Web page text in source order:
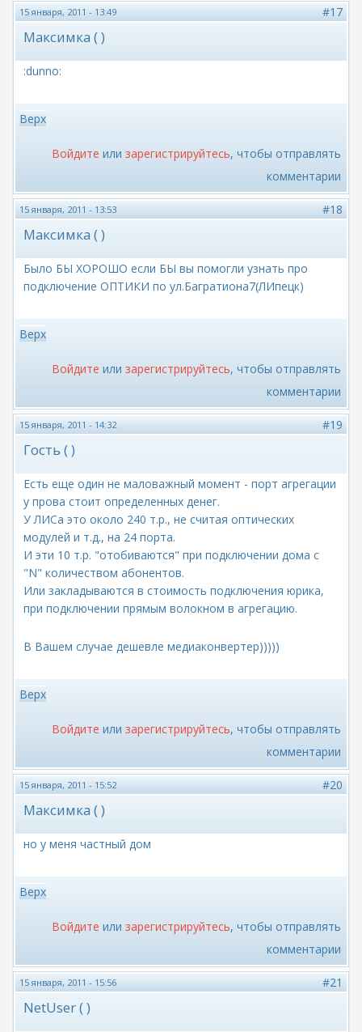
15 января, 2011 - 13:49 #17
Максимка ( )
:dunno:
Верх
Войдите или зарегистрируйтесь, чтобы отправлять
комментарии
15 января, 2011 - 13:53 #18
Максимка ( )
Было БЫ ХОРОШО если БЫ вы помогли узнать про
подключение ОПТИКИ по ул.Багратиона7(ЛИпецк)
Верх
Войдите или зарегистрируйтесь, чтобы отправлять
комментарии
15 января, 2011 - 14:32 #19
Гость ( )
Есть еще один не маловажный момент - порт агрегации
у прова стоит определенных денег.
У ЛИСа это около 240 т.р., не считая оптических
модулей и т.д., на 24 порта.
И эти 10 т.р. "отобиваются" при подключении дома с
"N" количеством абонентов.
Или закладываются в стоимость подключения юрика,
при подключении прямым волокном в агрегацию.
В Вашем случае дешевле медиаконвертер)))))
Верх
Войдите или зарегистрируйтесь, чтобы отправлять
комментарии
15 января, 2011 - 15:52 #20
Максимка ( )
но у меня частный дом
Верх
Войдите или зарегистрируйтесь, чтобы отправлять
комментарии
15 января, 2011 - 15:56 #21
NetUser ( )